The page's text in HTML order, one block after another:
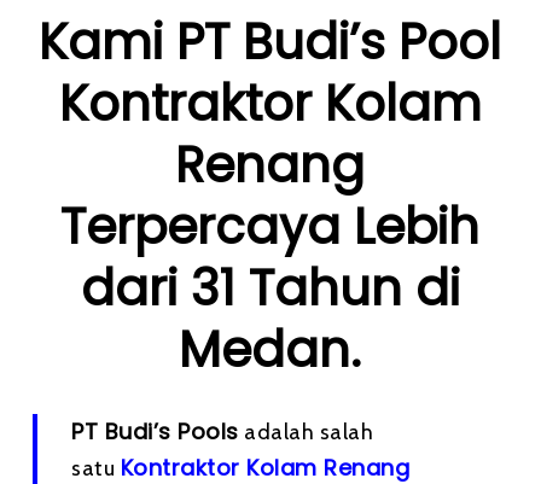
Kami PT Budi’s Pool
Kontraktor Kolam
Renang
Terpercaya Lebih
dari 31 Tahun di
Medan.
PT Budi’s Pools adalah salah
satu Kontraktor Kolam Renang